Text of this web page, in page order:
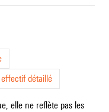
détaillé
elle ne reflète pas les